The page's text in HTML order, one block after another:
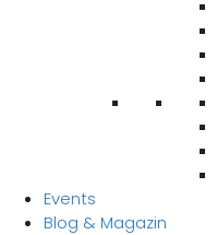
Events
Blog & Magazin